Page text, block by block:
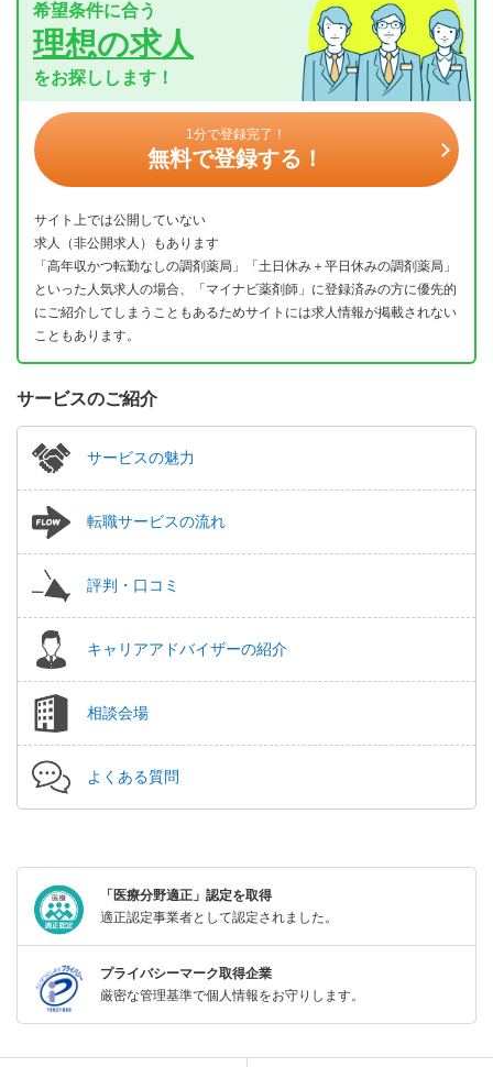
希望条件に合う
理想の求人
をお探しします！
1分で登録完了！
無料で登録する！
サイト上では公開していない
求人（非公開求人）もあります
「高年収かつ転勤なしの調剤薬局」「土日休み＋平日休みの調剤薬局」
といった人気求人の場合、「マイナビ薬剤師」に登録済みの方に優先的
にご紹介してしまうこともあるためサイトには求人情報が掲載されない
こともあります。
サービスのご紹介
サービスの魅力
転職サービスの流れ
評判・口コミ
キャリアアドバイザーの紹介
相談会場
よくある質問
「医療分野適正」認定を取得
適正認定事業者として認定されました。
プライバシーマーク取得企業
厳密な管理基準で個人情報をお守りします。